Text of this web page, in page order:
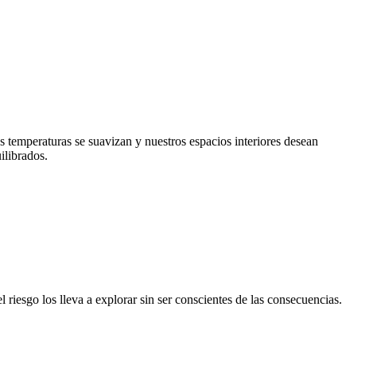
se suavizan y nuestros espacios interiores desean
los lleva a explorar sin ser conscientes de las consecuencias.